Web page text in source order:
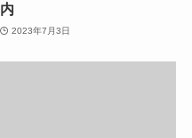
内
2023年7月3日